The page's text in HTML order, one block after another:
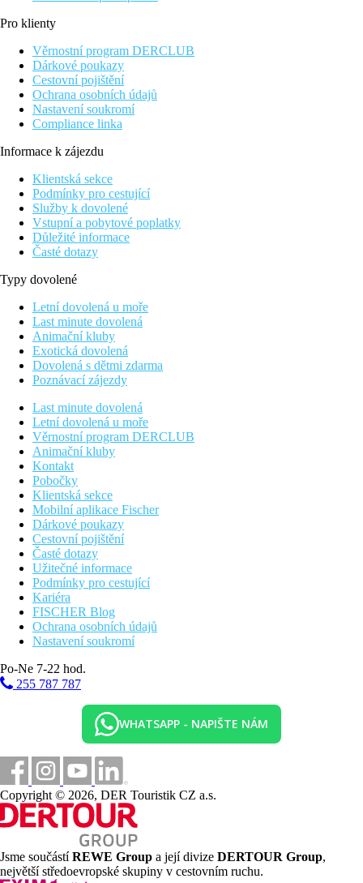
Pro klienty
Věrnostní program DERCLUB
Dárkové poukazy
Cestovní pojištění
Ochrana osobních údajů
Nastavení soukromí
Compliance linka
Informace k zájezdu
Klientská sekce
Podmínky pro cestující
Služby k dovolené
Vstupní a pobytové poplatky
Důležité informace
Časté dotazy
Typy dovolené
Letní dovolená u moře
Last minute dovolená
Animační kluby
Exotická dovolená
Dovolená s dětmi zdarma
Poznávací zájezdy
Last minute dovolená
Letní dovolená u moře
Věrnostní program DERCLUB
Animační kluby
Kontakt
Pobočky
Klientská sekce
Mobilní aplikace Fischer
Dárkové poukazy
Cestovní pojištění
Časté dotazy
Užitečné informace
Podmínky pro cestující
Kariéra
FISCHER Blog
Ochrana osobních údajů
Nastavení soukromí
Po-Ne 7-22 hod.
255 787 787
WHATSAPP - NAPIŠTE NÁM
Copyright © 2026, DER Touristik CZ a.s.
Jsme součástíREWE Group a její divize DERTOUR Group,
největší středoevropské skupiny v cestovním ruchu.